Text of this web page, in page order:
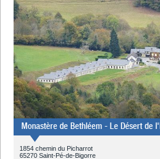
Monastère de Bethléem - Le Désert de
1854 chemin du Picharrot
65270 Saint-Pé-de-Bigorre